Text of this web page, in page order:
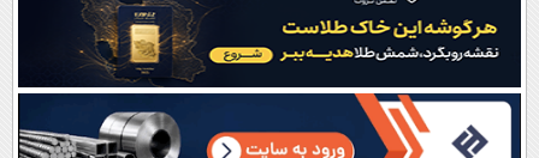
نظرسنجی
آب و هوا
اوقات شرعی
سواد زندگی